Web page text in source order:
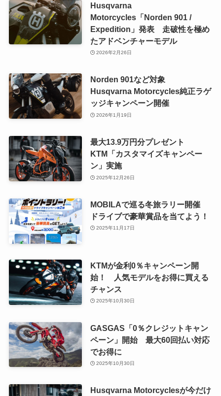
Husqvarna
Motorcycles「Norden 901 /
Expedition」発表 走破性を極め
たアドベンチャーモデル
2026年2月26日
Norden 901など対象
Husqvarna Motorcycles純正ラゲ
ッジキャンペーン開催
2026年1月19日
最大13.9万円分プレゼント
KTM「カスタマイズキャンペー
ン」実施
2025年12月26日
MOBILAで巡る冬旅ラリー開催
ドライブで豪華賞品を当てよう！
2025年11月17日
KTMが金利0％キャンペーン開
始！ 人気モデルをお得に買える
チャンス
2025年10月30日
GASGAS「0％クレジットキャン
ペーン」開始 最大60回払い対応
でお得に
2025年10月30日
Husqvarna Motorcyclesが今だけ